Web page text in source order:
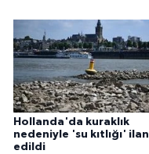
Hollanda'da kuraklık
nedeniyle 'su kıtlığı' ilan
edildi